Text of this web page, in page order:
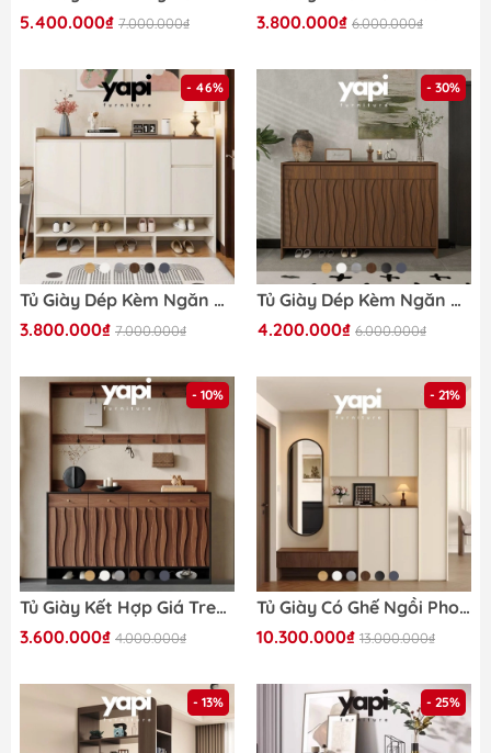
5.400.000₫ 7.000.000₫
3.800.000₫ 6.000.000₫
- 46%
Tủ Giày Dép Kèm Ngăn Kéo Phối Màu Hiện Đại Cho Căn Hộ 160x36x110cm, Yapi-339
3.800.000₫ 7.000.000₫
- 30%
Tủ Giày Dép Kèm Ngăn Kéo Vân Gỗ Sóng Hiện Đại 160x40x110cm, Yapi-340
4.200.000₫ 6.000.000₫
- 10%
Tủ Giày Kết Hợp Giá Treo Đa Năng Vân Gỗ Sóng Hiện Đại 160x40x200cm Yapi-337
3.600.000₫ 4.000.000₫
- 21%
Tủ Giày Có Ghế Ngồi Phong Cách Hiện Đại Tối Giản, Vân Gỗ Sọc 210x36x200cm Yapi-328
10.300.000₫ 13.000.000₫
- 13% - 25%